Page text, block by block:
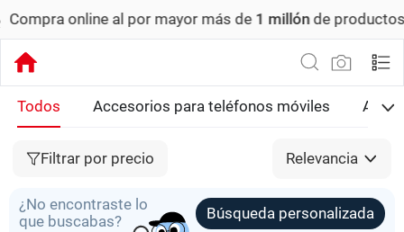
online al por mayor más de1 millónde productos.
Todos Accesorios para teléfonos móviles
Filtrar por precio Relevancia
¿No encontraste lo
que buscabas?
Búsqueda personalizada